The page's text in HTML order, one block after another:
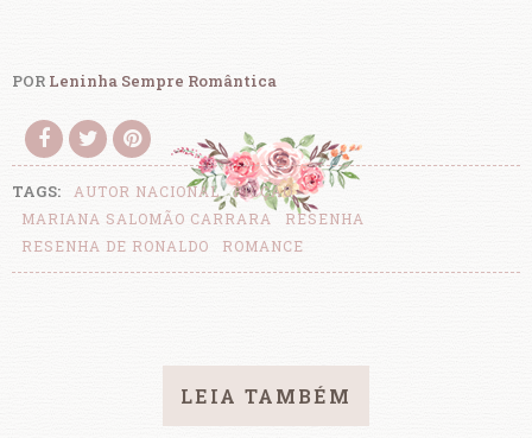
POR Leninha Sempre Romântica
TAGS: AUTOR NACIONAL
FICÇÃO
MARIANA SALOMÃO CARRARA
RESENHA
RESENHA DE RONALDO
ROMANCE
LEIA TAMBÉM